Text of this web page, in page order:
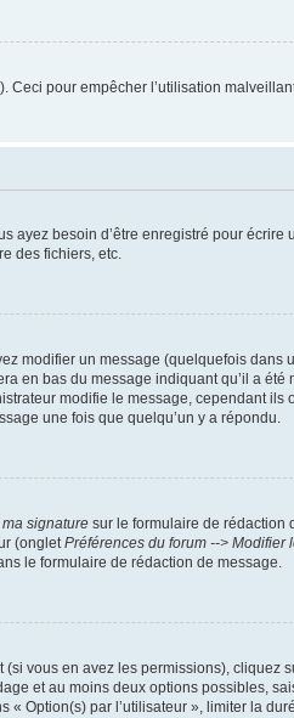
pour empêcher l’utilisation
ayez besoin d’être enregistré pour écrire
des fichiers, etc.
modifier un message (quelquefois
en bas du message indiquant qu’il a été
modifie le message, cependant ils
une fois que quelqu’un y a répondu.
signature sur le formulaire de rédaction
(onglet Préférences du forum --> Modifier
le formulaire de rédaction de message.
vous en avez les permissions), cliquez
et au moins deux options possibles,
Option(s) par l’utilisateur », limiter la